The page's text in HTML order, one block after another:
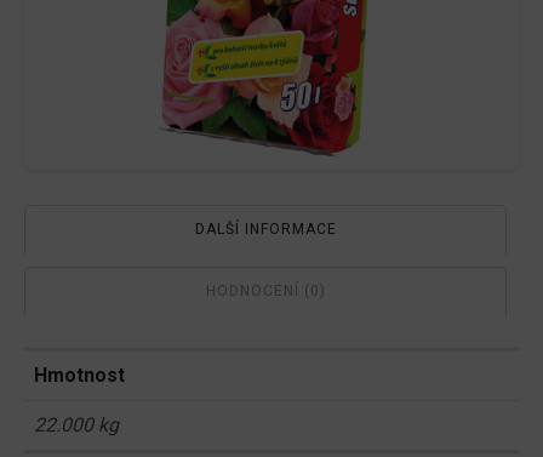
DALŠÍ INFORMACE
HODNOCENÍ (0)
Hmotnost
22.000 kg